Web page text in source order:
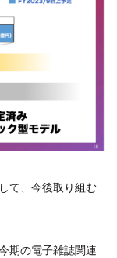
て、今後取り組む
期の電子雑誌関連